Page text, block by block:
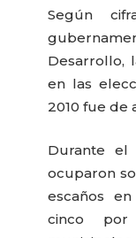
Según
Desarrollo,
en las
2010 fue de
Durante el
ocuparon
escaños
cinco